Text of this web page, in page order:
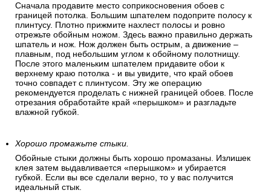
Сначала продавите место соприкосновения обоев с
границей потолка. Большим шпателем подоприте полосу к
плинтусу. Плотно прижмите нахлест полосы и ровно
отрежьте обойным ножом. Здесь важно правильно держать
шпатель и нож. Нож должен быть острым, а движение –
плавным, под небольшим углом к обойному полотнищу.
После этого маленьким шпателем придавите обои к
верхнему краю потолка - и вы увидите, что край обоев
точно совпадет с плинтусом. Эту же операцию
рекомендуется проделать с нижней границей обоев. После
отрезания обработайте край «перышком» и разгладьте
влажной губкой.
Хорошо промажьте стыки.
Обойные стыки должны быть хорошо промазаны. Излишек
клея затем выдавливается «перышком» и убирается
губкой. Если вы все сделали верно, то у вас получится
идеальный стык.